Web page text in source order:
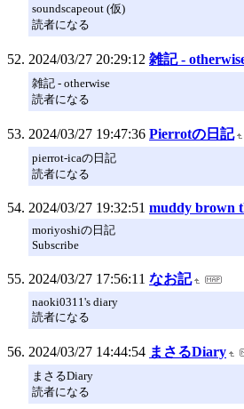
soundscapeout (仮)
読者になる
2024/03/27 20:29:12 雑記 -
雑記 - otherwise
読者になる
2024/03/27 19:47:36 Pierrotの日記
pierrot-icaの日記
読者になる
2024/03/27 19:32:51 muddy brown
moriyoshiの日記
Subscribe
2024/03/27 17:56:11 なお記
naoki0311's diary
読者になる
2024/03/27 14:44:54 まさるDiary
まさるDiary
読者になる